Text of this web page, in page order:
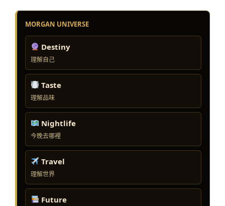
MORGAN UNIVERSE
Destiny
理解自己
Taste
理解品味
Nightlife
今晚去哪裡
Travel
理解世界
Future